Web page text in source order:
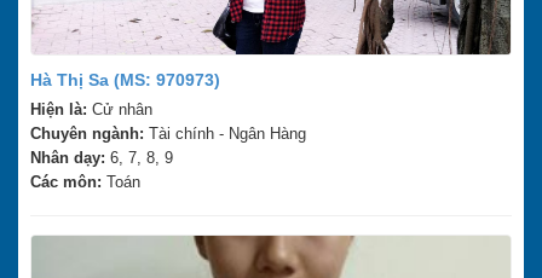
Hà Thị Sa (MS: 970973)
Hiện là: Cử nhân
Chuyên ngành: Tài chính - Ngân Hàng
Nhân dạy: 6, 7, 8, 9
Các môn: Toán